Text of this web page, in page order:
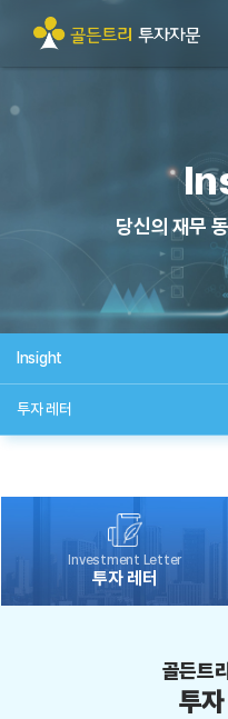
당신의 재무
Insight
투자 레터
Investment Letter
투자 레터
골든트
투자